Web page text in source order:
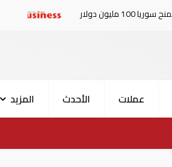
الإمارات
عملات الأحدث المزيد